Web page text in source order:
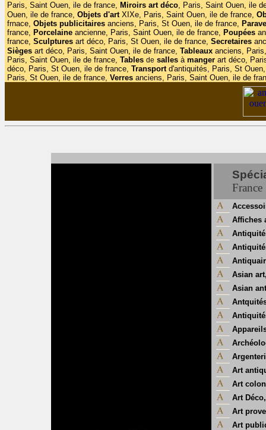
Paris, Saint Ouen, ile de france, Miroirs art déco, Paris, Saint Ouen, ile
Ouen, ile de france, Objets d'art XIXe, Paris, Saint Ouen, ile de france,
frnace, Objets publicitaires anciens, Paris, St Ouen, ile de france,
france, Porcelaine ancienne, Paris, Saint Ouen, ile de france, Poupées
france, Sculptures art déco, Paris, St Ouen, ile de france, Secretaires
Sièges art déco, Paris, Saint Ouen, ile de france, Tableaux anciens,
Paris, Saint Ouen, ile de france, Tables de salles àmanger art déco,
déco, Paris, St Ouen, ile de france, Transport d'antiquités, Paris, St
Paris, St Ouen, ile de france, Verres anciens, Paris, Saint Ouen, ile de
France
Affiches
Asian art
Asian
Art
Art
Art Déco
Art
Art